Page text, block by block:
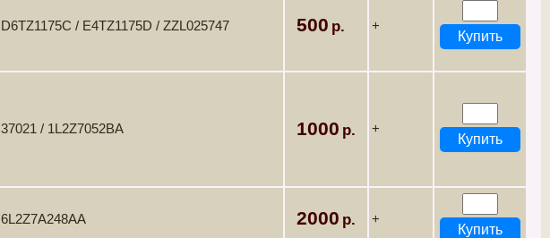
D6TZ1175C / E4TZ1175D / ZZL025747 500 +
37021 / 1L2Z7052BA 1000 +
6L2Z7A248AA 2000 +